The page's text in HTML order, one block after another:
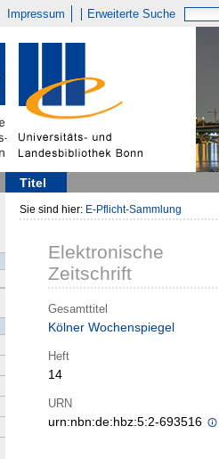
Impressum Erweiterte Suche
Titel
Sie sind hier: E-Pflicht-Sammlung
Elektronische
Zeitschrift
Gesamttitel
Kölner Wochenspiegel
Heft
14
URN
urn:nbn:de:hbz:5:2-693516